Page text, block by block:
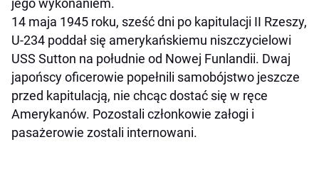
jego wykonaniem.
14 maja 1945 roku, sześć dni po kapitulacji II Rzeszy,
U-234 poddał się amerykańskiemu niszczycielowi
USS Sutton na południe od Nowej Funlandii. Dwaj
japońscy oficerowie popełnili samobójstwo jeszcze
przed kapitulacją, nie chcąc dostać się w ręce
Amerykanów. Pozostali członkowie załogi i
pasażerowie zostali internowani.